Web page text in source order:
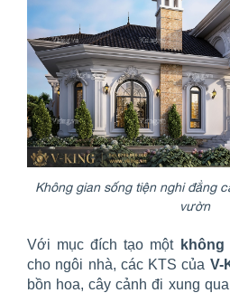
Không gian sống tiện nghi đẳng
vườn
Với mục đích tạo một
cho ngôi nhà, các KTS của V-
bồn hoa, cây cảnh đi xung